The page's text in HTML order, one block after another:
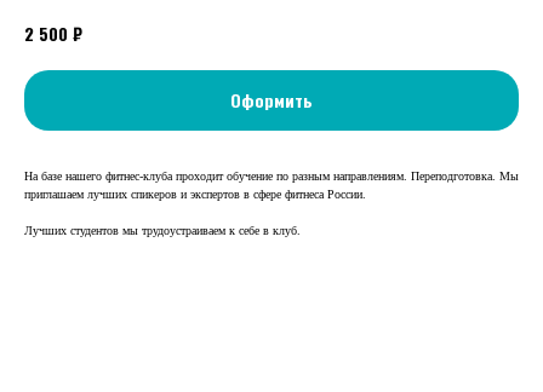
2 500 ₽
Оформить
На базе нашего фитнес-клуба проходит обучение по разным направлениям. Переподготовка. Мы
приглашаем лучших спикеров и экспертов в сфере фитнеса России.
Лучших студентов мы трудоустраиваем к себе в клуб.